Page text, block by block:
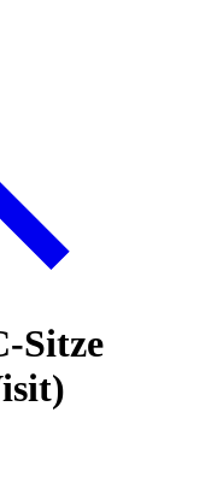
Sitze